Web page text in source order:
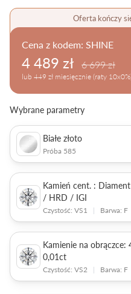
Pielęgnacja biżuteriiOferta kończy
Cena z kodem: SHINE
4 489 zł 6 699 zł
lub 449 zł miesięcznie (raty
Wybrane parametry
Białe złoto
Próba 585
Kamień cent. :
/ HRD / IGI
Czystość: VS1 | Barwa: F
Kamienie na
0,01ct
Czystość: VS2 | Barwa: F